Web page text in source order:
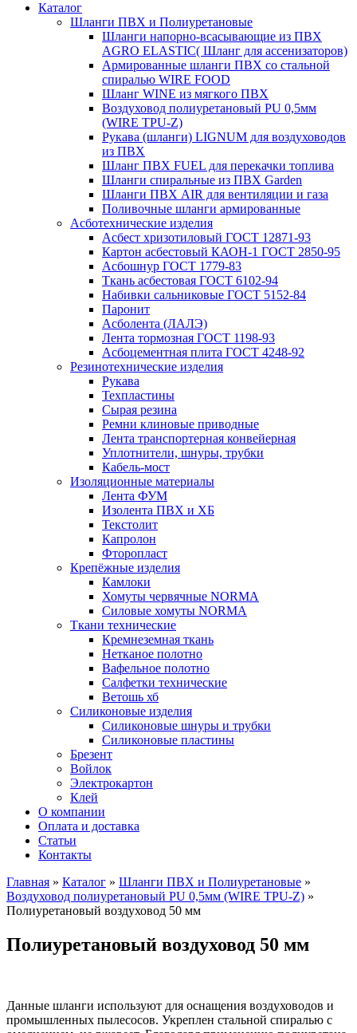
Каталог
Шланги ПВХ и Полиуретановые
Шланги напорно-всасывающие из ПВХ
AGRO ELASTIC( Шланг для ассенизаторов)
Армированные шланги ПВХ со стальной
спиралью WIRE FOOD
Шланг WINE из мягкого ПВХ
Воздуховод полиуретановый PU 0,5мм
(WIRE TPU-Z)
Рукава (шланги) LIGNUM для воздуховодов
из ПВХ
Шланг ПВХ FUEL для перекачки топлива
Шланги спиральные из ПВХ Garden
Шланги ПВХ AIR для вентиляции и газа
Поливочные шланги армированные
Асботехнические изделия
Асбест хризотиловый ГОСТ 12871-93
Картон aсбестовый КАОН-1 ГОСТ 2850-95
Асбошнур ГОСТ 1779-83
Ткань асбестовая ГОСТ 6102-94
Набивки сальниковые ГОСТ 5152-84
Паронит
Асболента (ЛАЛЭ)
Лента тормозная ГОСТ 1198-93
Асбоцементная плита ГОСТ 4248-92
Резинотехнические изделия
Рукава
Техпластины
Сырая резина
Ремни клиновые приводные
Лента транспортерная конвейерная
Уплотнители, шнуры, трубки
Кабель-мост
Изоляционные материалы
Лента ФУМ
Изолента ПВХ и ХБ
Текстолит
Капролон
Фторопласт
Крепёжные изделия
Камлоки
Хомуты червячные NORMA
Силовые хомуты NORMA
Ткани технические
Кремнеземная ткань
Нетканое полотно
Вафельное полотно
Салфетки технические
Ветошь хб
Силиконовые изделия
Силиконовые шнуры и трубки
Силиконовые пластины
Брезент
Войлок
Электрокартон
Клей
О компании
Оплата и доставка
Статьи
Контакты
Главная » Каталог » Шланги ПВХ и Полиуретановые »
Воздуховод полиуретановый PU 0,5мм (WIRE TPU-Z) »
Полиуретановый воздуховод 50 мм
Полиуретановый воздуховод 50 мм
Данные шланги используют для оснащения воздуховодов и
промышленных пылесосов. Укреплен стальной спиралью с